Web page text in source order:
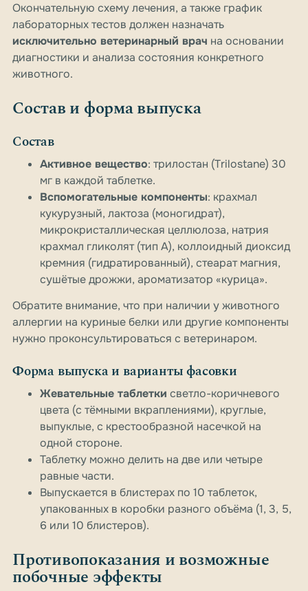
Окончательную схему лечения, а также график
лабораторных тестов должен назначать
исключительно ветеринарный врач на основании
диагностики и анализа состояния конкретного
животного.
Состав и форма выпуска
Состав
Активное вещество: трилостан (Trilostane) 30
мг в каждой таблетке.
Вспомогательные компоненты: крахмал
кукурузный, лактоза (моногидрат),
микрокристаллическая целлюлоза, натрия
крахмал гликолят (тип А), коллоидный диоксид
кремния (гидратированный), стеарат магния,
сушётые дрожжи, ароматизатор «курица».
Обратите внимание, что при наличии у животного
аллергии на куриные белки или другие компоненты
нужно проконсультироваться с ветеринаром.
Форма выпуска и варианты фасовки
Жевательные таблетки светло-коричневого
цвета (с тёмными вкраплениями), круглые,
выпуклые, с крестообразной насечкой на
одной стороне.
Таблетку можно делить на две или четыре
равные части.
Выпускается в блистерах по 10 таблеток,
упакованных в коробки разного объёма (1, 3, 5,
6 или 10 блистеров).
Противопоказания и возможные
побочные эффекты